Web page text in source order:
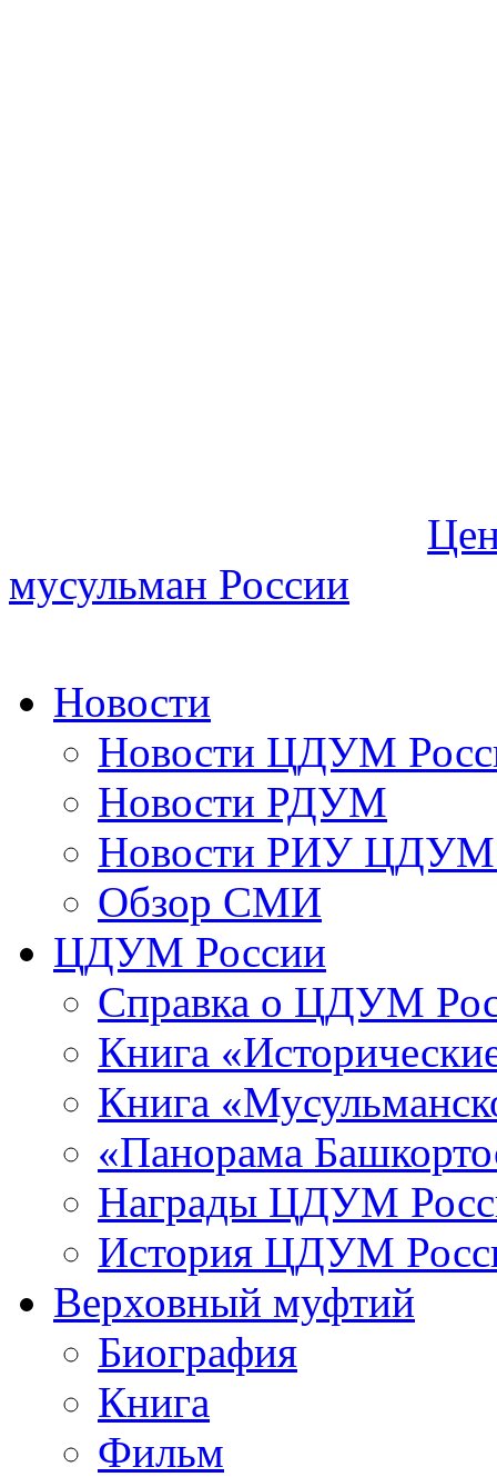
мусульман России
Новости
Новости ЦДУМ
Новости РДУМ
Новости РИУ ЦДУМ
Обзор СМИ
ЦДУМ России
Справка о ЦДУМ
Книга
Книга
«Панорама
Награды ЦДУМ
История ЦДУМ
Верховный муфтий
Биография
Книга
Фильм